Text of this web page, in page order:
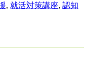
, 就活対策講座, 認知